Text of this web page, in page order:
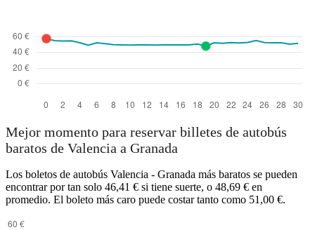
Mejor momento para reservar billetes de autobús
baratos de Valencia a Granada
Los boletos de autobús Valencia - Granada más baratos se pueden
encontrar por tan solo 46,41 € si tiene suerte, o 48,69 € en
promedio. El boleto más caro puede costar tanto como 51,00 €.